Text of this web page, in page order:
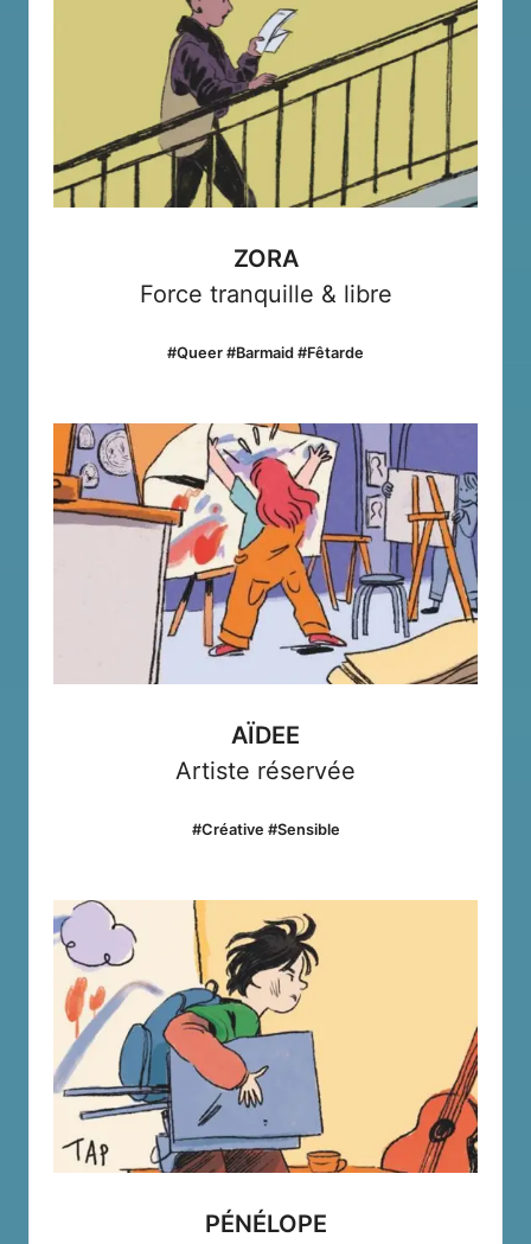
ZORA
Force tranquille & libre
#Queer #Barmaid #Fêtarde
AÏDEE
Artiste réservée
#Créative #Sensible
PÉNÉLOPE